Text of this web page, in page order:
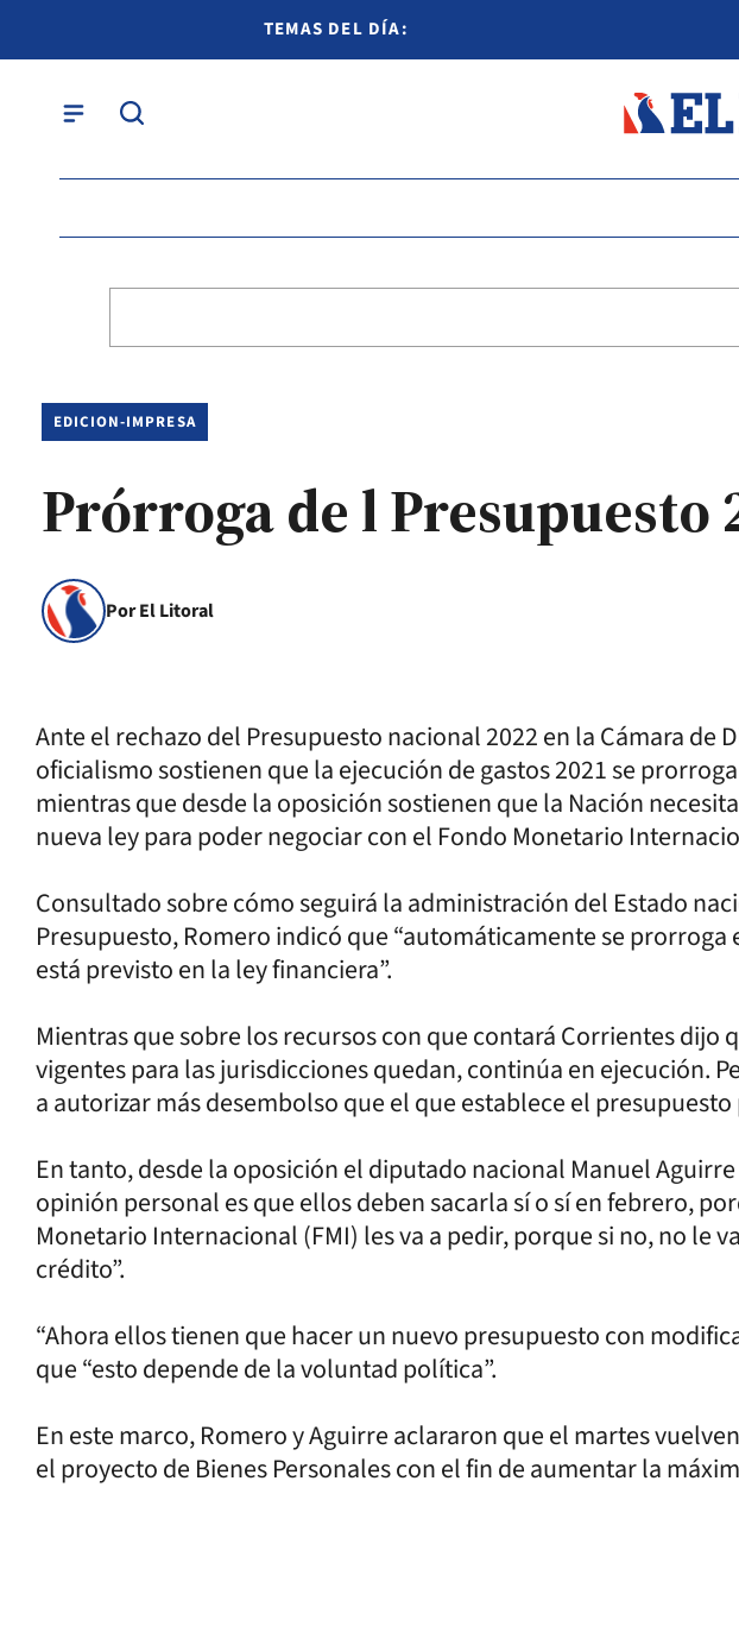
TEMAS DEL DÍA:
EDICION-IMPRESA
Prórroga de l Presupuesto
Por El Litoral
Ante el rechazo del Presupuesto nacional 2022 en la Cámara de
oficialismo sostienen que la ejecución de gastos 2021 se
mientras que desde la oposición sostienen que la Nación
nueva ley para poder negociar con el Fondo Monetario
Consultado sobre cómo seguirá la administración del Estado
Presupuesto, Romero indicó que “automáticamente se prorroga
está previsto en la ley financiera”.
Mientras que sobre los recursos con que contará Corrientes dijo
vigentes para las jurisdicciones quedan, continúa en ejecución.
a autorizar más desembolso que el que establece el
En tanto, desde la oposición el diputado nacional Manuel
opinión personal es que ellos deben sacarla sí o sí en febrero,
Monetario Internacional (FMI) les va a pedir, porque si no, no le
crédito”.
“Ahora ellos tienen que hacer un nuevo presupuesto con
que “esto depende de la voluntad política”.
En este marco, Romero y Aguirre aclararon que el martes
el proyecto de Bienes Personales con el fin de aumentar la